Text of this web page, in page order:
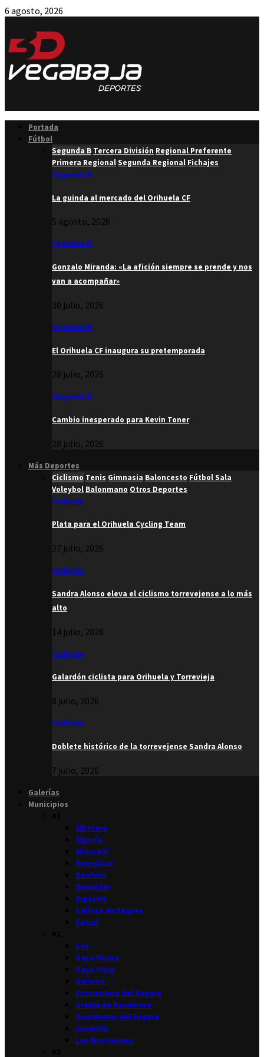
6 agosto, 2026
Portada
Fútbol
Segunda B Tercera División Regional Preferente
Primera RegionalSegunda Regional Fichajes
Segunda B
La guinda al mercado del Orihuela CF
5 agosto, 2026
Segunda B
Gonzalo Miranda: «La afición siempre se prende y nos
van a acompañar»
30 julio, 2026
Segunda B
El Orihuela CF inaugura su pretemporada
28 julio, 2026
Segunda B
Cambio inesperado para Kevin Toner
28 julio, 2026
Más Deportes
Ciclismo Tenis Gimnasia Baloncesto Fútbol Sala
Voleybol Balonmano Otros Deportes
Ciclismo
Plata para el Orihuela Cycling Team
27 julio, 2026
Ciclismo
Sandra Alonso eleva el ciclismo torrevejense a lo más
alto
14 julio, 2026
Ciclismo
Galardón ciclista para Orihuela y Torrevieja
8 julio, 2026
Ciclismo
Doblete histórico de la torrevejense Sandra Alonso
7 julio, 2026
Galerías
Municipios
Albatera
Algorfa
Almoradí
Benejúzar
Benferri
Benijófar
Bigastro
Callosa de Segura
Catral
Cox
Daya Nueva
Daya Vieja
Dolores
Formentera del Segura
Granja de Rocamora
Guardamar del Segura
Jacarilla
Los Montesinos